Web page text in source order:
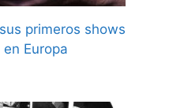
primeros shows
Europa